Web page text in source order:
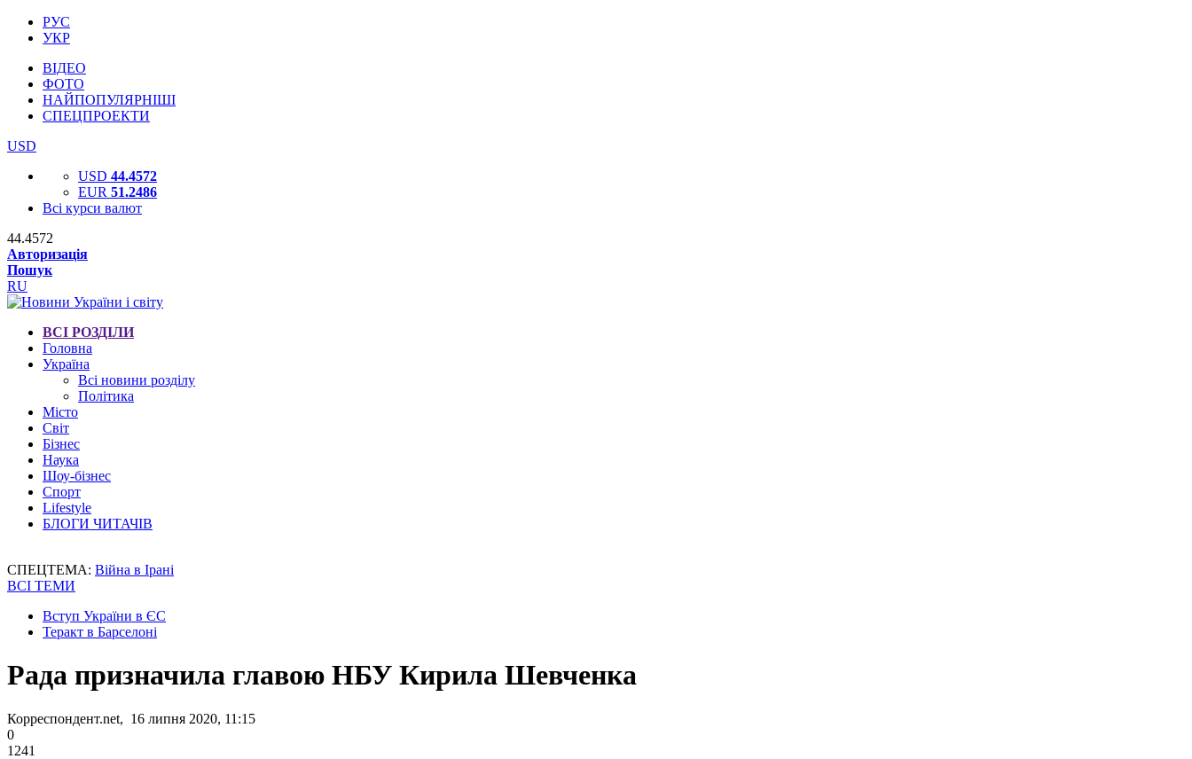
РУС
УКР
ВІДЕО
ФОТО
НАЙПОПУЛЯРНІШІ
СПЕЦПРОЕКТИ
USD
USD 44.4572
EUR 51.2486
Всі курси валют
44.4572
Авторизація
Пошук
RU
ВСІ РОЗДІЛИ
Головна
Україна
Всі новини розділу
Політика
Місто
Світ
Бізнес
Наука
Шоу-бізнес
Спорт
Lifestyle
БЛОГИ ЧИТАЧІВ
СПЕЦТЕМА: Війна в Ірані
ВСІ ТЕМИ
Вступ України в ЄС
Теракт в Барселоні
Рада призначила главою НБУ Кирила Шевченка
Корреспондент.net, 16 липня 2020, 11:15
0
1241